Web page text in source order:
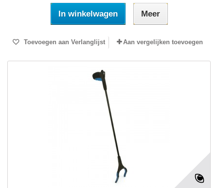
In winkelwagen Meer
Toevoegen aan Verlanglijst Aan vergelijken toevoegen